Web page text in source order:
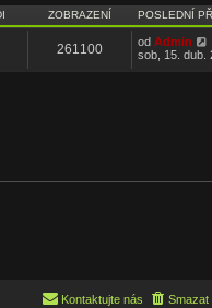
ZOBRAZENÍ POSLEDNÍ
261100 od Admin
sob, 15. dub.
Smazat
Kontaktujte nás